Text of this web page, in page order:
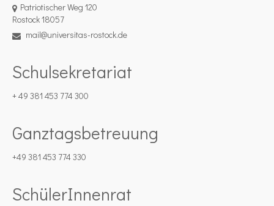
Patriotischer Weg 120
Rostock 18057
mail@universitas-rostock.de
Schulsekretariat
+ 49 381 453 774 300
Ganztagsbetreuung
+49 381 453 774 330
SchülerInnenrat